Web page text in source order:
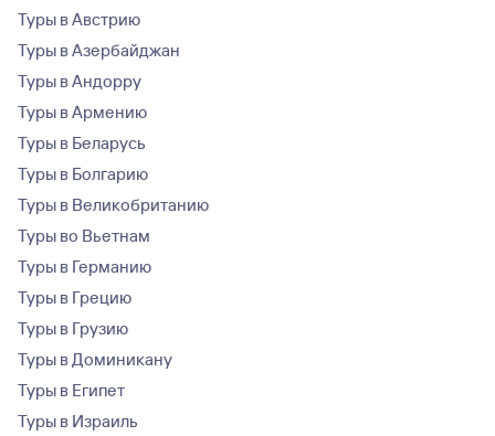
Туры в Австрию
Туры в Азербайджан
Туры в Андорру
Туры в Армению
Туры в Беларусь
Туры в Болгарию
Туры в Великобританию
Туры во Вьетнам
Туры в Германию
Туры в Грецию
Туры в Грузию
Туры в Доминикану
Туры в Египет
Туры в Израиль